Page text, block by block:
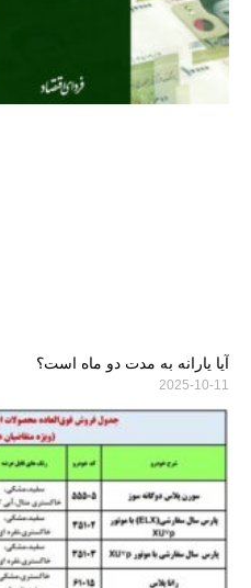
آیا یارانه به مدت دو ماه است؟
2025-10-11